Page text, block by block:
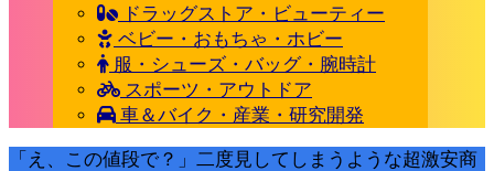
ドラッグストア・ビューティー
ベビー・おもちゃ・ホビー
服・シューズ・バッグ・腕時計
スポーツ・アウトドア
車＆バイク・産業・研究開発
「え、この値段で？」二度見してしまうような超激安商